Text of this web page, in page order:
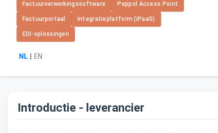
Factuurverwerkingssoftware Peppol Access Point
Factuurportaal Integratieplatform (iPaaS)
EDI-oplossingen
NL EN
Introductie - leverancier